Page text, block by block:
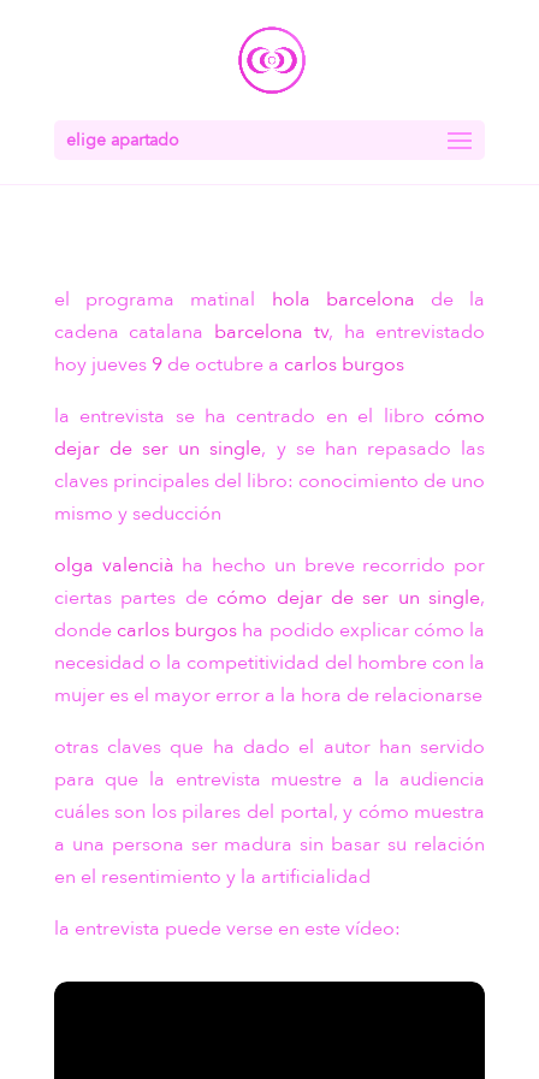
elige apartado
el programa matinal hola barcelona de la
cadena catalana barcelona tv, ha entrevistado
hoy jueves 9de octubre a carlos burgos
la entrevista se ha centrado en el libro cómo
dejar de ser un single, y se han repasado las
claves principales del libro: conocimiento de uno
mismo y seducción
olga valencià ha hecho un breve recorrido por
ciertas partes de cómo dejar de ser un single,
donde carlos burgos ha podido explicar cómo la
necesidad o la competitividad del hombre con la
mujer es el mayor error a la hora de relacionarse
otras claves que ha dado el autor han servido
para que la entrevista muestre a la audiencia
cuáles son los pilares del portal, y cómo muestra
a una persona ser madura sin basar su relación
en el resentimiento y la artificialidad
la entrevista puede verse en este vídeo: